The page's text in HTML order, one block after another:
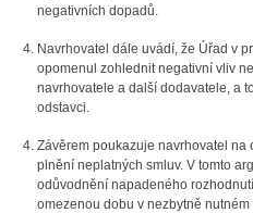
negativních dopadů.
Navrhovatel dále uvádí, že Úřad v
opomenul zohlednit negativní vliv
navrhovatele a další dodavatele, a
odstavci.
Závěrem poukazuje navrhovatel
plnění neplatných smluv. V tomto
odůvodnění napadeného
omezenou dobu v nezbytně